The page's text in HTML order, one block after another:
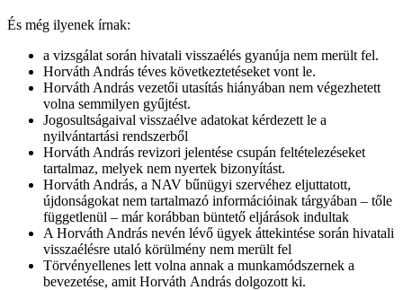
És még ilyenek írnak:
a vizsgálat során hivatali visszaélés gyanúja nem merült fel.
Horváth András téves következtetéseket vont le.
Horváth András vezetői utasítás hiányában nem végezhetett
volna semmilyen gyűjtést.
Jogosultságaival visszaélve adatokat kérdezett le a
nyilvántartási rendszerből
Horváth András revizori jelentése csupán feltételezéseket
tartalmaz, melyek nem nyertek bizonyítást.
Horváth András, a NAV bűnügyi szervéhez eljuttatott,
újdonságokat nem tartalmazó információinak tárgyában – tőle
függetlenül – már korábban büntető eljárások indultak
A Horváth András nevén lévő ügyek áttekintése során hivatali
visszaélésre utaló körülmény nem merült fel
Törvényellenes lett volna annak a munkamódszernek a
bevezetése, amit Horváth András dolgozott ki.